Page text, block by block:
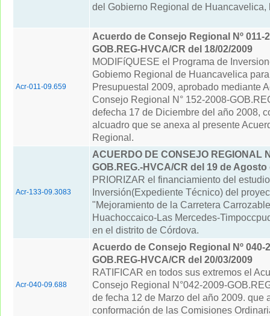
del Gobierno Regional de Huancavelica,
Acr-011-09.659
Acuerdo de Consejo Regional Nº 011-
GOB.REG-HVCA/CR del 18/02/2009
MODIFíQUESE el Programa de
Gobiemo Regional de Huancavelica
Presupuestal 2009, aprobado mediante
Consejo Regional N° 152-2008-
defecha 17 de Diciembre del año 2008,
alcuadro que se anexa al presente
Regional.
Acr-133-09.3083
ACUERDO DE CONSEJO REGIONAL
GOB.REG.-HVCA/CR del 19 de Agosto
PRIORIZAR el financiamiento del
Inversión(Expediente Técnico) del
"Mejoramiento de la Carretera
Huachoccaico-Las Mercedes-
en el distrito de Córdova.
Acr-040-09.688
Acuerdo de Consejo Regional Nº 040-
GOB.REG-HVCA/CR del 20/03/2009
RATIFICAR en todos sus extremos el
Consejo Regional N°042-2009-
de fecha 12 de Marzo del año 2009. que
conformación de las Comisiones